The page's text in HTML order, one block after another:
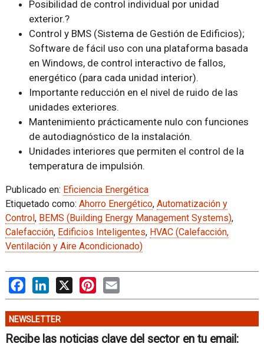
Posibilidad de control individual por unidad
exterior.?
Control y BMS (Sistema de Gestión de Edificios);
Software de fácil uso con una plataforma basada
en Windows, de control interactivo de fallos,
energético (para cada unidad interior).
Importante reducción en el nivel de ruido de las
unidades exteriores.
Mantenimiento prácticamente nulo con funciones
de autodiagnóstico de la instalación.
Unidades interiores que permiten el control de la
temperatura de impulsión.
Publicado en: Eficiencia Energética
Etiquetado como: Ahorro Energético, Automatización y
Control, BEMS (Building Energy Management Systems),
Calefacción, Edificios Inteligentes, HVAC (Calefacción,
Ventilación y Aire Acondicionado)
FacebookLinkedIn
X PinterestEmail
NEWSLETTER
Recibe las noticias clave del sector en tu email: